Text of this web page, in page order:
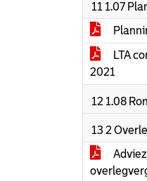
11 1.07
LTA
2021
12 1.08
13 2